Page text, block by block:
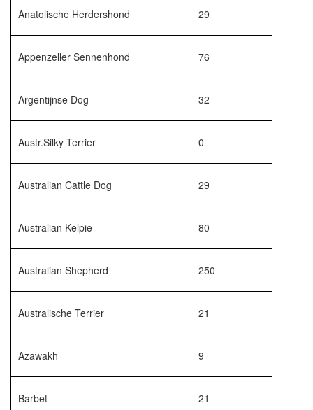
Anatolische Herdershond 29
Appenzeller Sennenhond 76
Argentijnse Dog 32
Austr.Silky Terrier 0
Australian Cattle Dog 29
Australian Kelpie 80
Australian Shepherd 250
Australische Terrier 21
Azawakh 9
Barbet 21